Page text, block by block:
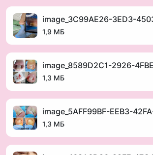
✔ Беременные женщины.
✔ Трещины, воспаления между
✔ Натирания и мозоли между пальцами.
Преимущества профессиональной
межпальцевых промежутков:
✅ Профилактика грибков.
✅ Дезинфекция повреждений.
✅ Улучшение здоровья кожи.
✅ Снижение воспалений и боли.
✅ Предотвращение трещин и мозолей.
1,9 МБ
1,3 МБ
1,3 МБ